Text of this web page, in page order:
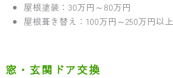
屋根塗装：30万円～80万円
屋根葺き替え：100万円～250万円以上
窓・玄関ドア交換